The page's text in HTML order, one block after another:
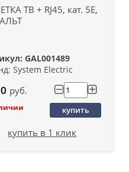
ТВ + RJ45, кат. 5Е,
GAL001489
System Electric
руб.
купить
купить в 1 клик